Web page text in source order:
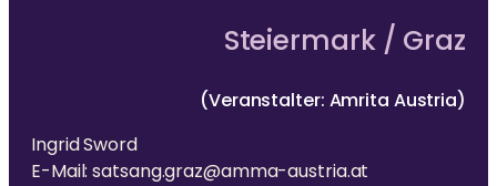
Steiermark / Graz
(Veranstalter: Amrita Austria)
Ingrid Sword
E-Mail: satsang.graz@amma-austria.at